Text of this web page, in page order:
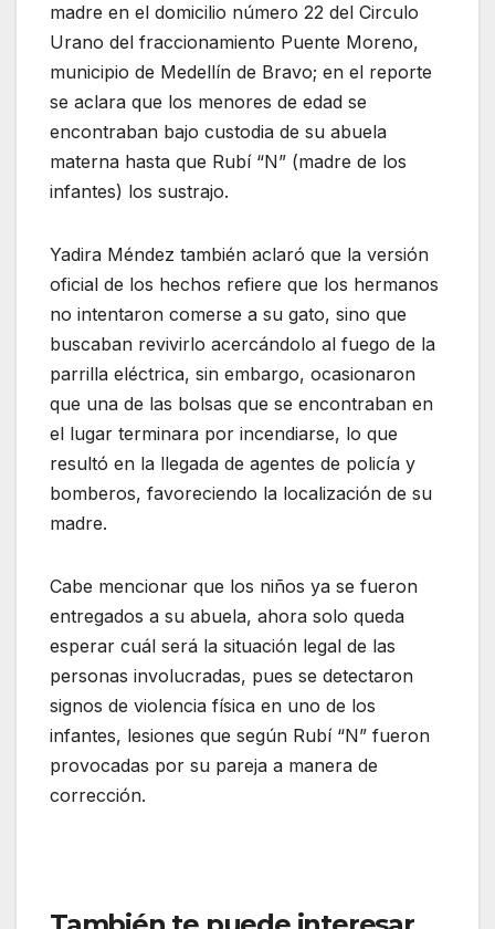
madre en el domicilio número 22 del Circulo
Urano del fraccionamiento Puente Moreno,
municipio de Medellín de Bravo; en el reporte
se aclara que los menores de edad se
encontraban bajo custodia de su abuela
materna hasta que Rubí “N” (madre de los
infantes) los sustrajo.
Yadira Méndez también aclaró que la versión
oficial de los hechos refiere que los hermanos
no intentaron comerse a su gato, sino que
buscaban revivirlo acercándolo al fuego de la
parrilla eléctrica, sin embargo, ocasionaron
que una de las bolsas que se encontraban en
el lugar terminara por incendiarse, lo que
resultó en la llegada de agentes de policía y
bomberos, favoreciendo la localización de su
madre.
Cabe mencionar que los niños ya se fueron
entregados a su abuela, ahora solo queda
esperar cuál será la situación legal de las
personas involucradas, pues se detectaron
signos de violencia física en uno de los
infantes, lesiones que según Rubí “N” fueron
provocadas por su pareja a manera de
corrección.